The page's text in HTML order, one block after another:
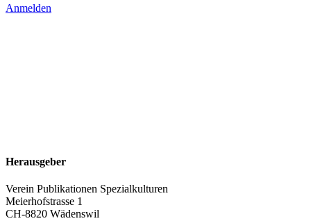
Anmelden
Herausgeber
Verein Publikationen Spezialkulturen
Meierhofstrasse 1
CH-8820 Wädenswil